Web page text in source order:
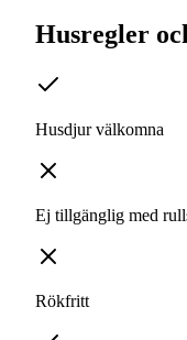
Husregler
Husdjur välkomna
Ej tillgänglig med
Rökfritt